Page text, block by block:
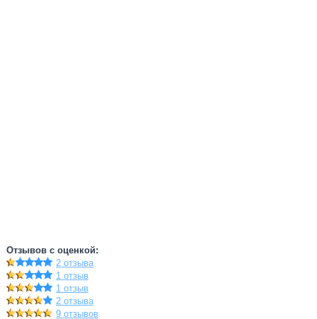
Отзывов с оценкой:
2 отзыва
1 отзыв
1 отзыв
2 отзыва
9 отзывов